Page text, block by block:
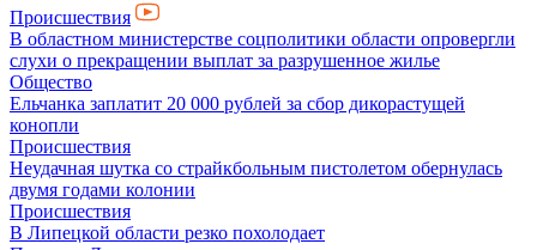
Происшествия
В областном министерстве соцполитики области опровергли
слухи о прекращении выплат за разрушенное жилье
Общество
Ельчанка заплатит 20 000 рублей за сбор дикорастущей
конопли
Происшествия
Неудачная шутка со страйкбольным пистолетом обернулась
двумя годами колонии
Происшествия
В Липецкой области резко похолодает